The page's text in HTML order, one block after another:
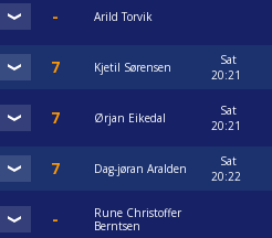
Arild Torvik
Kjetil Sørensen
Sat
20:21
Ørjan Eikedal
Sat
20:21
Dag-jøran Aralden
Sat
20:22
Rune Christoffer
Berntsen